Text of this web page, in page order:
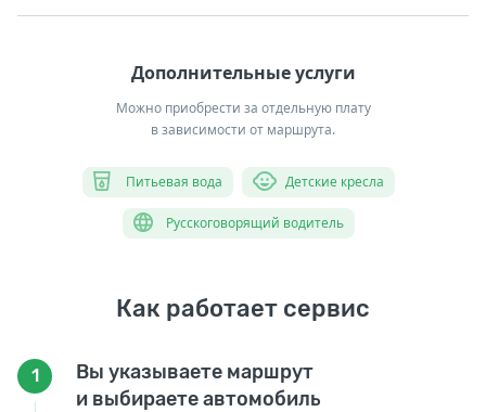
Дополнительные услуги
Можно приобрести за отдельную плату
в зависимости от маршрута.
Питьевая вода Детские кресла
Русскоговорящий водитель
Как работает сервис
1
Вы указываете маршрут
и выбираете автомобиль